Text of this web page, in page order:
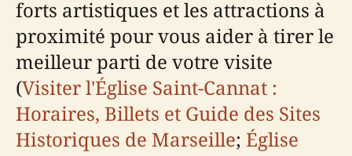
forts artistiques et les attractions à
proximité pour vous aider à tirer le
meilleur parti de votre visite
(Visiter l'Église Saint-Cannat :
Horaires, Billets et Guide des Sites
Historiques de Marseille; Église